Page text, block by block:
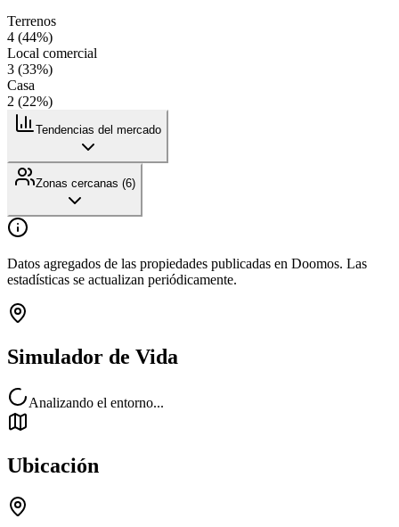
Terrenos
4 (44%)
Local comercial
3 (33%)
Casa
2 (22%)
Tendencias del mercado
Zonas cercanas (6)
Datos agregados de las propiedades publicadas en Doomos. Las
estadísticas se actualizan periódicamente.
Simulador de Vida
Analizando el entorno...
Ubicación